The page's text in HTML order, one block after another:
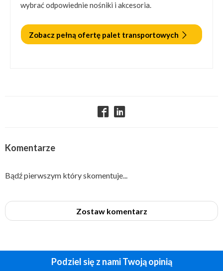
wybrać odpowiednie nośniki i akcesoria.
Zobacz pełną ofertę palet transportowych
Komentarze
Bądź pierwszym który skomentuje...
Zostaw komentarz
Podziel się z nami Twoją opinią